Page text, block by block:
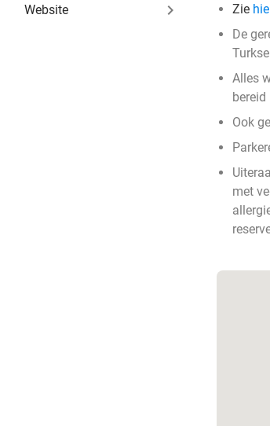
Website keyboard_arrow_right
Zie
De
Alles
bereid
Ook
met